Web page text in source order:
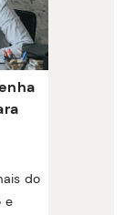
do
e